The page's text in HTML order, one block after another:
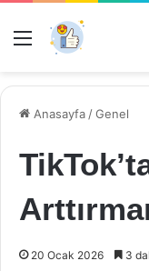
Menü
Anasayfa /Genel
20 Ocak 2026 3